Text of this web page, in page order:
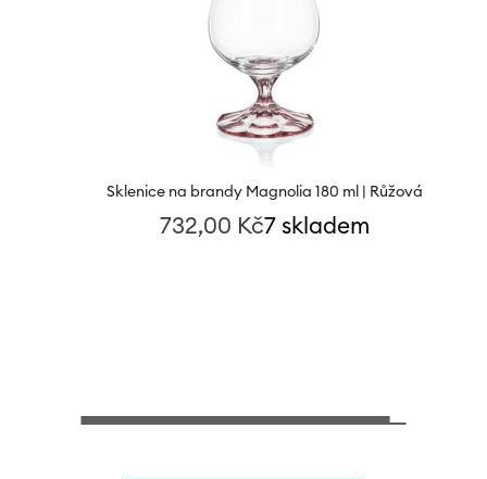
Sklenice na brandy Magnolia 180 ml | Růžová
732,00 Kč7 skladem